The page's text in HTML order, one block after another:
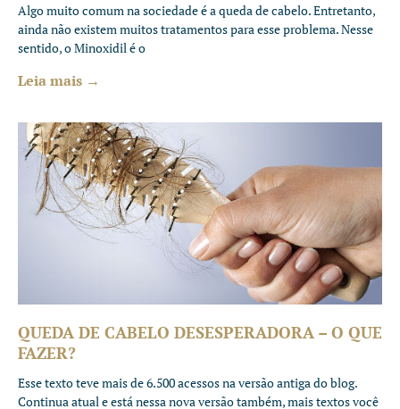
Algo muito comum na sociedade é a queda de cabelo. Entretanto,
ainda não existem muitos tratamentos para esse problema. Nesse
sentido, o Minoxidil é o
Leia mais →
QUEDA DE CABELO DESESPERADORA – O QUE
FAZER?
Esse texto teve mais de 6.500 acessos na versão antiga do blog.
Continua atual e está nessa nova versão também, mais textos você